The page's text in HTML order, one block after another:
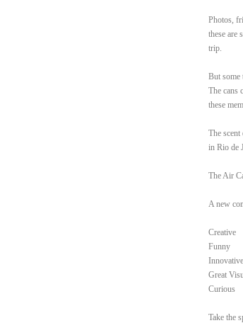
Photos,
these are
trip.
But some
The cans
these
The scent
in Rio de
The Air
A new
Creative
Funny
Innovative
Great
Curious
Take the